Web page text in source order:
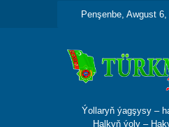
Penşenbe, Awgust 6,
Ýollaryň ýagşysy –
Halkyň ýoly –